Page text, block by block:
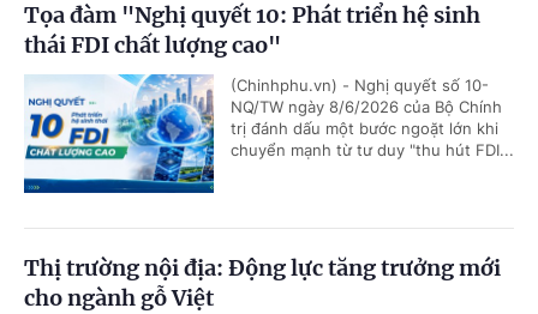
Tọa đàm "Nghị quyết 10: Phát triển hệ sinh
thái FDI chất lượng cao"
(Chinhphu.vn) - Nghị quyết số 10-
NQ/TW ngày 8/6/2026 của Bộ Chính
trị đánh dấu một bước ngoặt lớn khi
chuyển mạnh từ tư duy "thu hút FDI...
Thị trường nội địa: Động lực tăng trưởng mới
cho ngành gỗ Việt